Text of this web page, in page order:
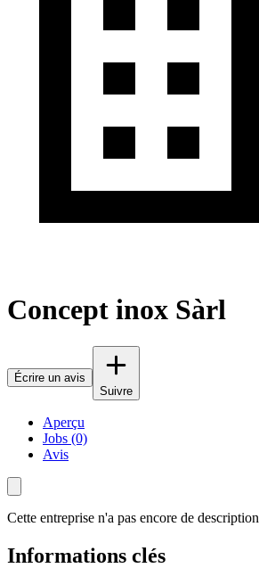
Concept inox Sàrl
Écrire un avis
Suivre
Aperçu
Jobs (0)
Avis
Cette entreprise n'a pas encore de description
Informations clés